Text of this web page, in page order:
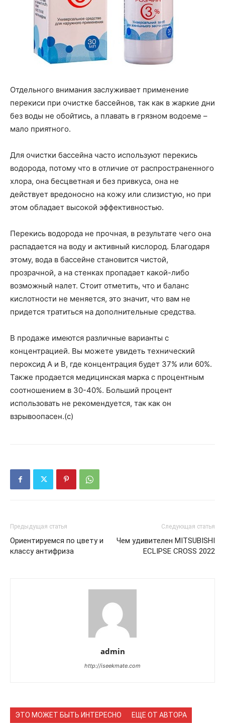
Отдельного внимания заслуживает применение
перекиси при очистке бассейнов, так как в жаркие дни
без воды не обойтись, а плавать в грязном водоеме –
мало приятного.
Для очистки бассейна часто используют перекись
водорода, потому что в отличие от распространенного
хлора, она бесцветная и без привкуса, она не
действует вредоносно на кожу или слизистую, но при
этом обладает высокой эффективностью.
Перекись водорода не прочная, в результате чего она
распадается на воду и активный кислород. Благодаря
этому, вода в бассейне становится чистой,
прозрачной, а на стенках пропадает какой-либо
возможный налет. Стоит отметить, что и баланс
кислотности не меняется, это значит, что вам не
придется тратиться на дополнительные средства.
В продаже имеются различные варианты с
концентрацией. Вы можете увидеть технический
пероксид А и В, где концентрация будет 37% или 60%.
Также продается медицинская марка с процентным
соотношением в 30-40%. Больший процент
использовать не рекомендуется, так как он
взрывоопасен.(с)
Предыдущая статья
Ориентируемся по цвету и
классу антифриза
Следующая статья
Чем удивителен MITSUBISHI
ECLIPSE CROSS 2022
admin
http://iseekmate.com
ЭТО МОЖЕТ БЫТЬ ИНТЕРЕСНО ЕЩЕ ОТ АВТОРА